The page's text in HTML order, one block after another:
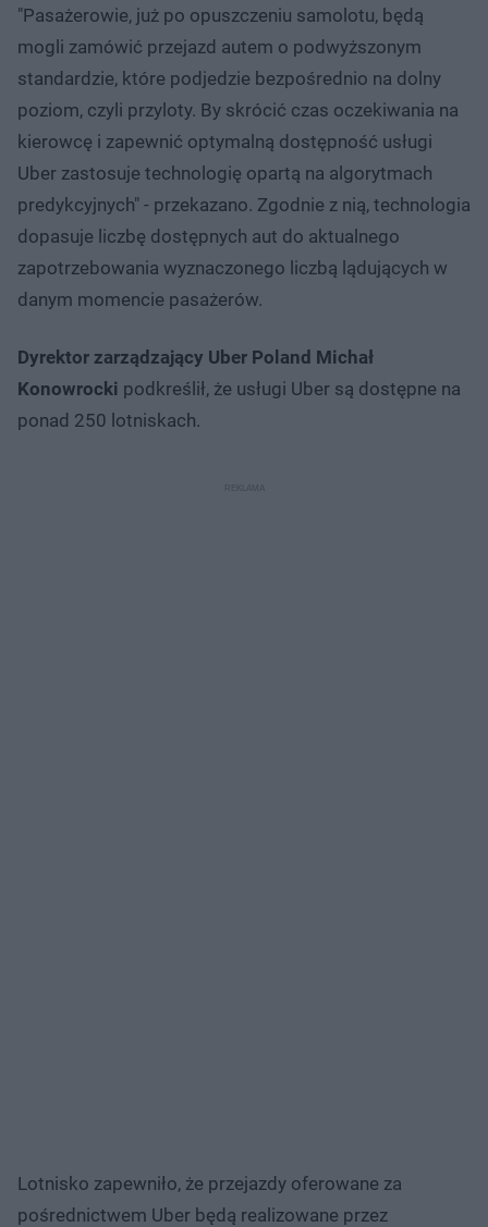
"Pasażerowie, już po opuszczeniu samolotu, będą
mogli zamówić przejazd autem o podwyższonym
standardzie, które podjedzie bezpośrednio na dolny
poziom, czyli przyloty. By skrócić czas oczekiwania na
kierowcę i zapewnić optymalną dostępność usługi
Uber zastosuje technologię opartą na algorytmach
predykcyjnych" - przekazano. Zgodnie z nią, technologia
dopasuje liczbę dostępnych aut do aktualnego
zapotrzebowania wyznaczonego liczbą lądujących w
danym momencie pasażerów.
Dyrektor zarządzający Uber Poland Michał
Konowrocki podkreślił, że usługi Uber są dostępne na
ponad 250 lotniskach.
Lotnisko zapewniło, że przejazdy oferowane za
pośrednictwem Uber będą realizowane przez